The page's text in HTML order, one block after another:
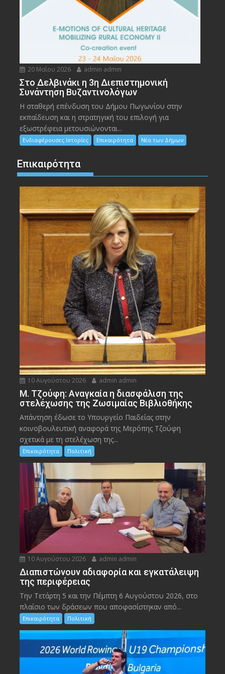
20 Μαΐου 2026 admin admin
Στο Δελβινάκι η 3η Διεπιστημονική
Συνάντηση Βυζαντινολόγων
Η σταθερή επένδυση του Δήμου Πωγωνίου στην
εκπαίδευση και η στρατηγική του επιλογή για
εξωστρέφεια μετουσιώνονται...
Ενδιαφέρουσες Ιστορίες Επικαιρότητα Νέα των Δήμων
Επικαιρότητα
10 Αυγούστου 2026 admin admin
M. Τζούφη: Αναγκαία η διασφάλιση της
στελέχωσης της Ζωσιμαίας Βιβλιοθήκης
Απάντηση έδωσε το Υπουργείο Παιδείας στην
κοινοβουλευτική αναφορά της Μερόπης Τζούφη
σχετικά με τη στελέχωση της...
Επικαιρότητα Πολιτική
10 Αυγούστου 2026 admin admin
Διαπιστώνουν αδιαφορία και εγκατάλειψη
της περιφέρειας
Την Τετάρτη 5 και την Πέμπτη 6 Αυγούστου 2026, στο
πλαίσιο των δράσεων που αποφασίστηκαν από...
Επικαιρότητα Πολιτική